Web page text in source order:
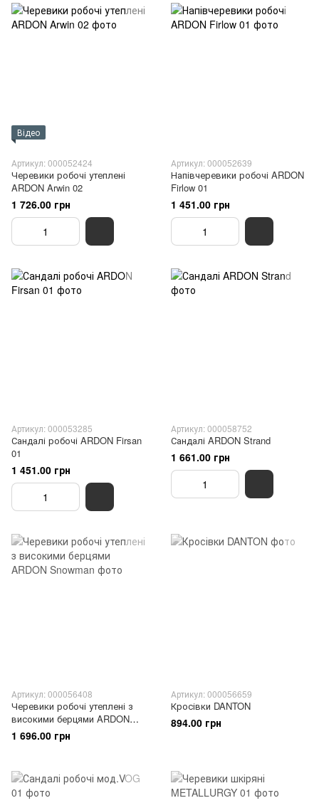
Відео
Артикул: 000052424
Черевики робочі утеплені
ARDON Arwin 02
1 726.00 грн
Артикул: 000052639
Напівчеревики робочі ARDON
Firlow 01
1 451.00 грн
Артикул: 000053285
Сандалі робочі ARDON Firsan
01
1 451.00 грн
Артикул: 000058752
Сандалі ARDON Strand
1 661.00 грн
Артикул: 000056408
Черевики робочі утеплені з
високими берцями ARDON
Snowman
1 696.00 грн
Артикул: 000056659
Кросівки DANTON
894.00 грн